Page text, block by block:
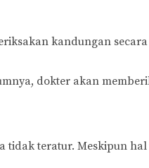
kandungan
dokter akan
teratur. Meskipun